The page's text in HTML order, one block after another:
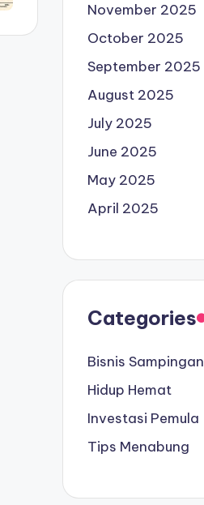
November 2025
October 2025
September 2025
August 2025
July 2025
June 2025
May 2025
April 2025
Categories
Bisnis Sampingan
Hidup Hemat
Investasi Pemula
Tips Menabung